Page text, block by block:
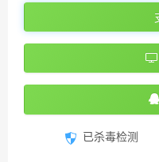
已杀毒检测